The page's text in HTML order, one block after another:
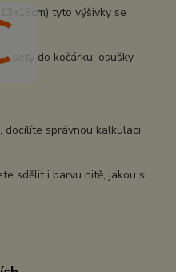
tyto výšivky se
sety do kočárku, osušky
docílíte správnou kalkulaci
sdělit i barvu nitě, jakou si